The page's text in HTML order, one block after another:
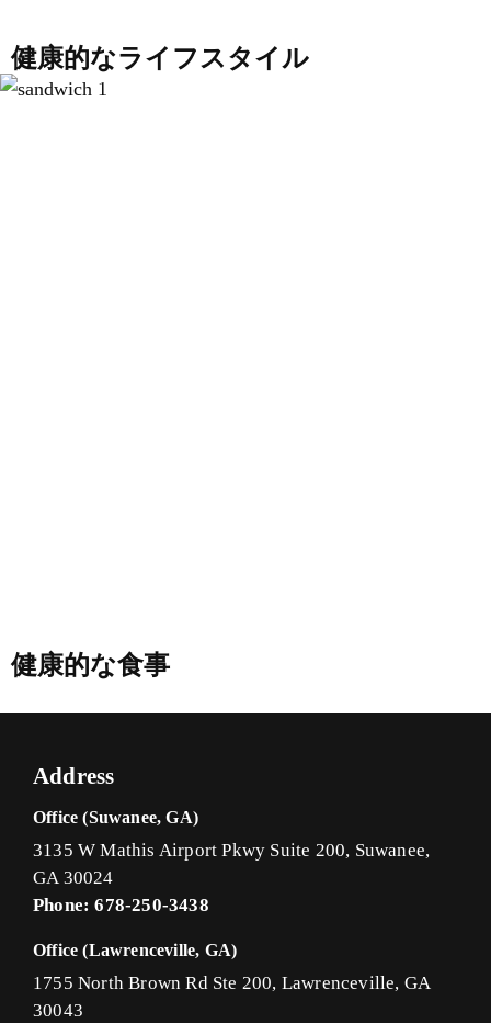
健康的なライフスタイル
健康的な食事
Address
Office (Suwanee, GA)
3135 W Mathis Airport Pkwy Suite 200, Suwanee,
GA 30024
Phone: 678-250-3438
Office (Lawrenceville, GA)
1755 North Brown Rd Ste 200, Lawrenceville, GA
30043